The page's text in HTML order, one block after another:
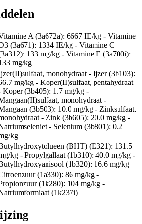
A (3a672a): 6667 IE/kg - Vitamine
(3a671): 1334 IE/kg - Vitamine C
133 mg/kg - Vitamine E (3a700i):
mg/kg
monohydraat - Ijzer (3b103):
mg/kg - Koper(II)sulfaat, pentahydraat
Koper (3b405): 1.7 mg/kg -
monohydraat -
(3b503): 10.0 mg/kg - Zinksulfaat,
- Zink (3b605): 20.0 mg/kg -
- Selenium (3b801): 0.2
kg
(BHT) (E321): 131.5
kg - Propylgallaat (1b310): 40.0 mg/kg -
(1b320): 16.6 mg/kg
(1a330): 86 mg/kg -
(1k280): 104 mg/kg -
(1k237i)